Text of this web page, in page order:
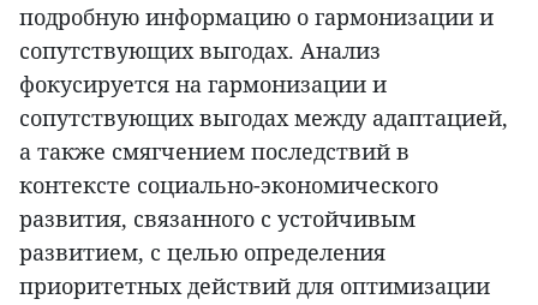
подробную информацию о гармонизации и
сопутствующих выгодах. Анализ
фокусируется на гармонизации и
сопутствующих выгодах между адаптацией,
а также смягчением последствий в
контексте социально-экономического
развития, связанного с устойчивым
развитием, с целью определения
приоритетных действий для оптимизации